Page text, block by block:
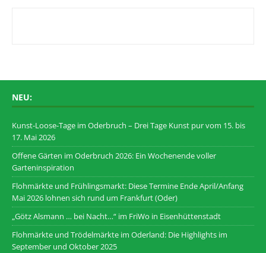
NEU:
Kunst-Loose-Tage im Oderbruch – Drei Tage Kunst pur vom 15. bis
17. Mai 2026
Offene Gärten im Oderbruch 2026: Ein Wochenende voller
Garteninspiration
Flohmärkte und Frühlingsmarkt: Diese Termine Ende April/Anfang
Mai 2026 lohnen sich rund um Frankfurt (Oder)
„Götz Alsmann … bei Nacht…“ im FriWo in Eisenhüttenstadt
Flohmärkte und Trödelmärkte im Oderland: Die Highlights im
September und Oktober 2025